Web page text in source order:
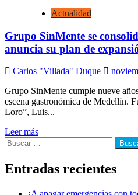
Actualidad
Grupo SinMente se
anuncia su plan de
Carlos "Villada" Duque
Grupo SinMente cumple nueve
escena gastronómica de Medellín.
Loro”, Luis...
Leer más
Buscar:
Entradas recientes